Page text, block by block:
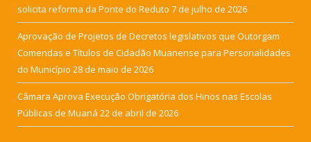
solicita reforma da Ponte do Reduto 7 de julho de 2026
Aprovação de Projetos de Decretos legislativos que Outorgam
Comendas e Títulos de Cidadão Muanense para Personalidades
do Município 28 de maio de 2026
Câmara Aprova Execução Obrigatória dos Hinos nas Escolas
Públicas de Muaná 22 de abril de 2026